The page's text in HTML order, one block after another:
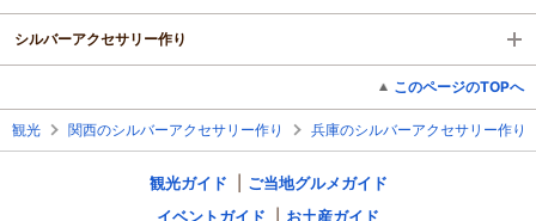
シルバーアクセサリー作り
このページのTOPへ
観光 関西のシルバーアクセサリー作り 兵庫のシルバーアクセサリー作り
観光ガイド
ご当地グルメガイド
イベントガイド
お土産ガイド